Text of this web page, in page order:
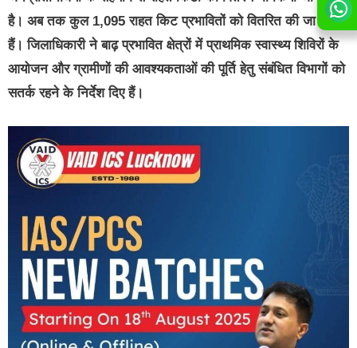
है। अब तक कुल 1,095 राहत किट प्रभावितों को वितरित की जा चुकी
हैं। जिलाधिकारी ने बाढ़ प्रभावित क्षेत्रों में प्राथमिक स्वास्थ्य शिविरों के
आयोजन और ग्रामीणों की आवश्यकताओं की पूर्ति हेतु संबंधित विभागों को
सतर्क रहने के निर्देश दिए हैं।